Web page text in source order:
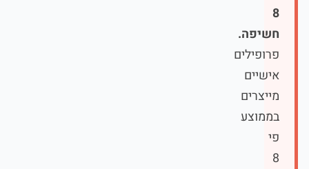
8
חשיפה.
פרופילים
אישיים
מייצרים
בממוצע
פי
8